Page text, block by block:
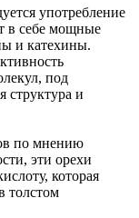
употребление
в себе мощные
и катехины.
под
структура и
по мнению
эти орехи
которая
толстом